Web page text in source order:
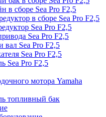
в сборе Sea Pro F2,5
в сборе Sea Pro F2,5
Sea Pro F2,5
Sea Pro F2,5
вал Sea Pro F2,5
Sea Pro F2,5
Sea Pro F2,5
мотора Yamaha
топливный бак